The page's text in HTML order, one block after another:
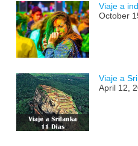
Viaje a
October
Viaje a
April 12,